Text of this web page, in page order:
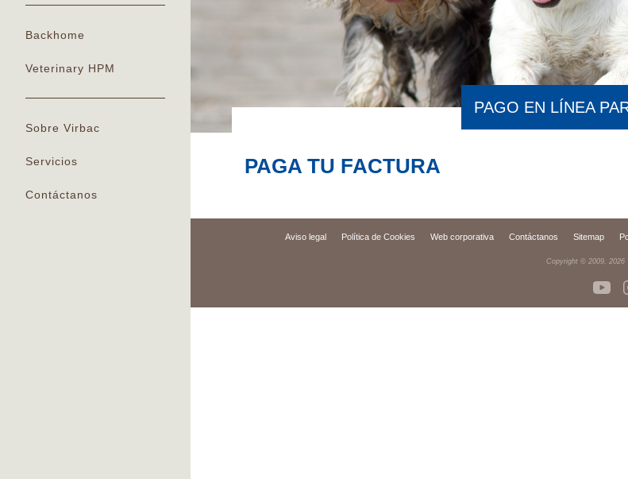
Backhome
Veterinary HPM
Sobre Virbac
Servicios
Contáctanos
PAGO EN LÍNEA
PAGA TU FACTURA
Aviso legal Política de Cookies Web corporativa Contáctanos Sitemap
Copyright © 2009, 2026